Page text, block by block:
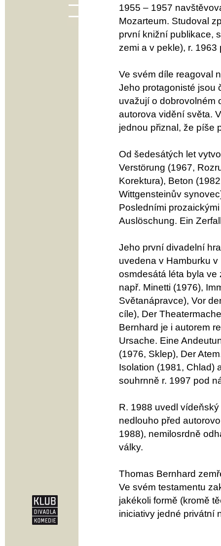
1955 – 1957
Mozarteum. Studoval
první knižní publikace,
zemi a v pekle), r.
Ve svém díle reagoval
Jeho protagonisté jsou
uvažují o dobrovolném
autorova vidění světa.
jednou přiznal, že píše
Od šedesátých let
Verstörung (1967,
Korektura), Beton
Wittgensteinův
Posledními
Auslöschung. Ein
Jeho první divadelní
uvedena v Hamburku
osmdesátá léta byla
např. Minetti (1976),
Světanápravce), Vor
cíle), Der
Bernhard je i autorem
Ursache. Eine
(1976, Sklep), Der
Isolation (1981, Chlad)
souhrnně r. 1997 pod
R. 1988 uvedl
nedlouho před
1988), nemilosrdně
války.
Thomas Bernhard
Ve svém testamentu
jakékoli formě (kromě
iniciativy jedné privátní